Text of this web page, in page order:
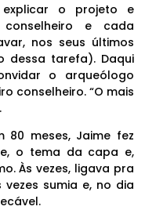
o projeto e
e cada
nos seus últimos
dessa tarefa). Daqui
o arqueólogo
conselheiro. “O mais
80 meses, Jaime fez
o tema da capa e,
Às vezes, ligava pra
sumia e, no dia